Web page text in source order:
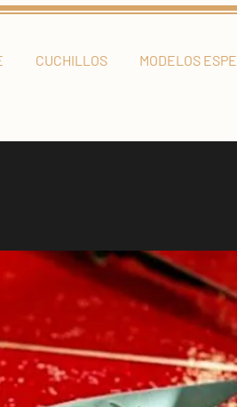
CUCHILLOS MODELOS